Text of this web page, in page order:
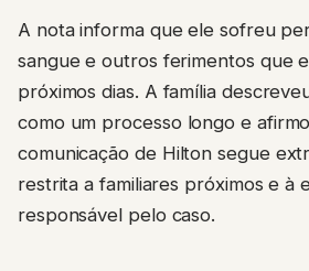
A nota informa que ele sofreu
sangue e outros ferimentos que
próximos dias. A família
como um processo longo e
comunicação de Hilton segue
restrita a familiares próximos e à
responsável pelo caso.